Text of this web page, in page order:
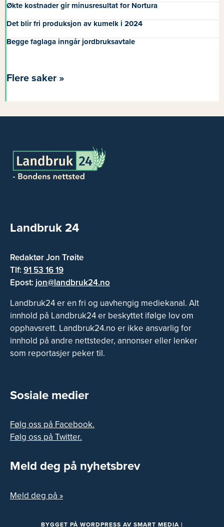
Økte kostnader gir minusresultat for Nortura
Det blir fri produksjon av kumelk i 2024
Begge faglaga inngår jordbruksavtale
Flere saker »
Landbruk 24
Redaktør Jon Trøite
Tlf:91 53 16 19
Epost: jon@landbruk24.no
Landbruk24 er en fri og uavhengig mediekanal. Alt
innhold på Landbruk24 er beskyttet ifølge lov om
opphavsrett. Landbruk24.no er ikke ansvarlig for
innhold på andre nettsteder, annonser eller lenker
som reportasjer peker til.
Sosiale medier
Følg oss på Facebook.
Følg oss på Twitter.
Meld deg på nyhetsbrev
Meld deg på »
BYGGET PÅ WORDPRESS AV SMART MEDIA |